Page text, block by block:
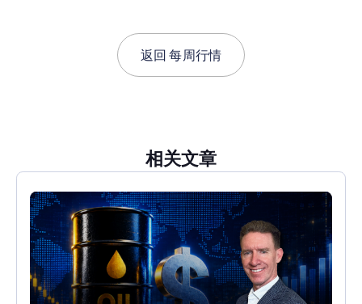
返回每周行情
相关文章